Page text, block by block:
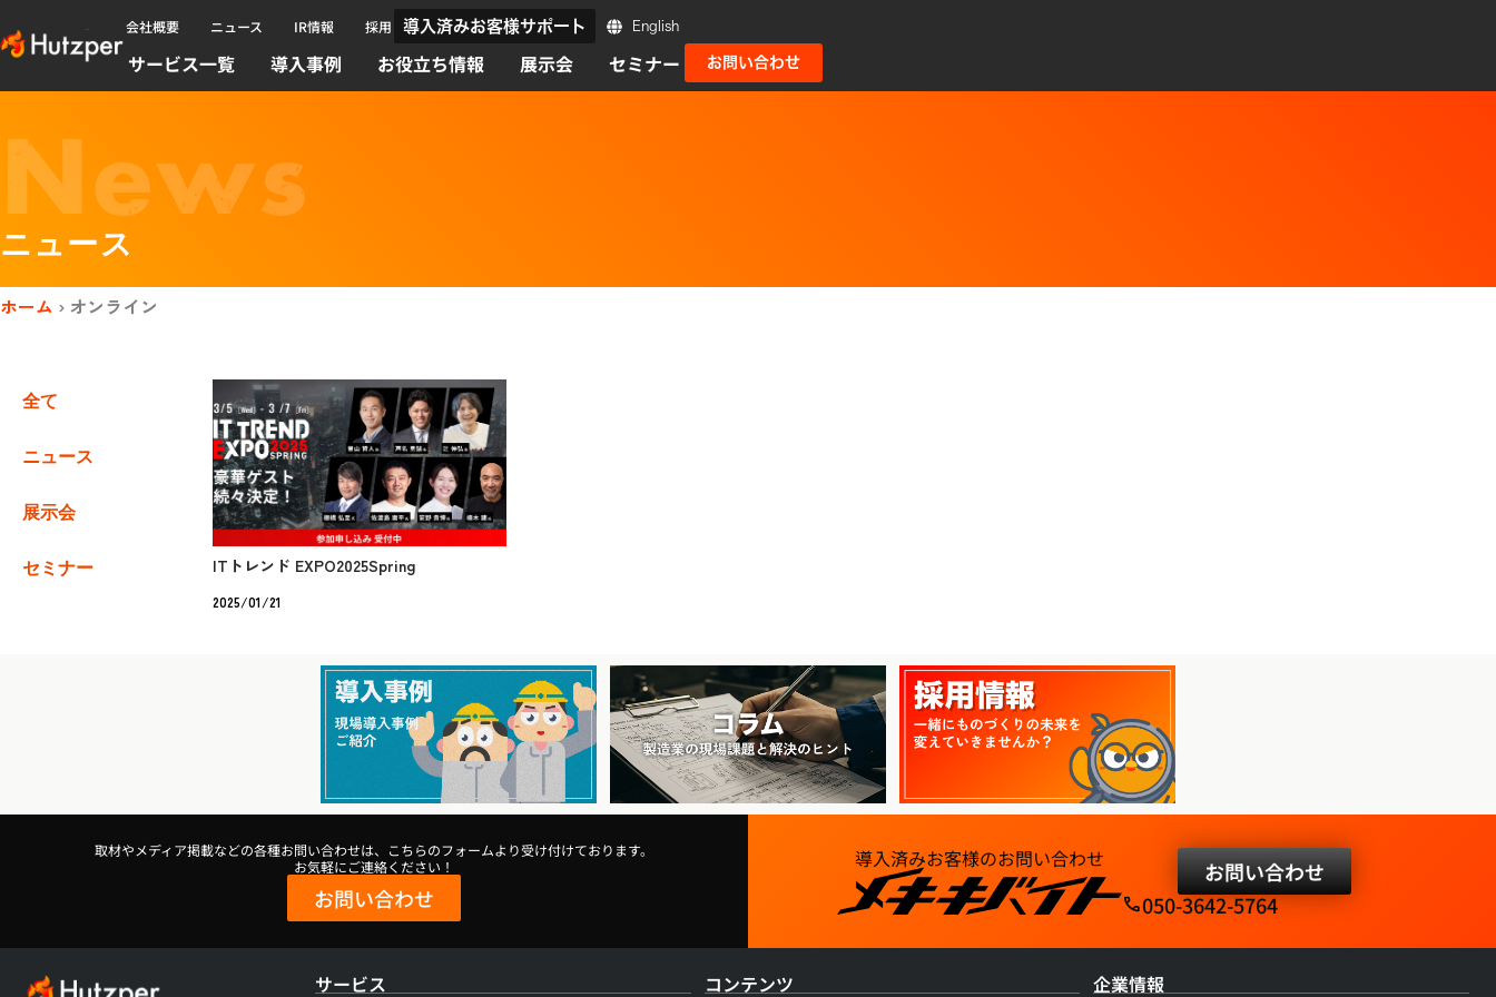
容
ス
会社概要 ニュース IR情報 採用 導入済みお客様サポート English
サービス一覧 導入事例 お役立ち情報 展示会 セミナー お問い合わせ
News
ニュース
ホーム › オンライン
全て
ニュース
展示会
セミナー ITトレンド EXPO2025Spring
2025/01/21
取材やメディア掲載などの各種お問い合わせは、こちらのフォームより受け付けております。
お気軽にご連絡ください！
お問い合わせ
導入済みお客様のお問い合わせ​ お問い合わせ
phone050-3642-5764​
サービス コンテンツ​ 企業情報